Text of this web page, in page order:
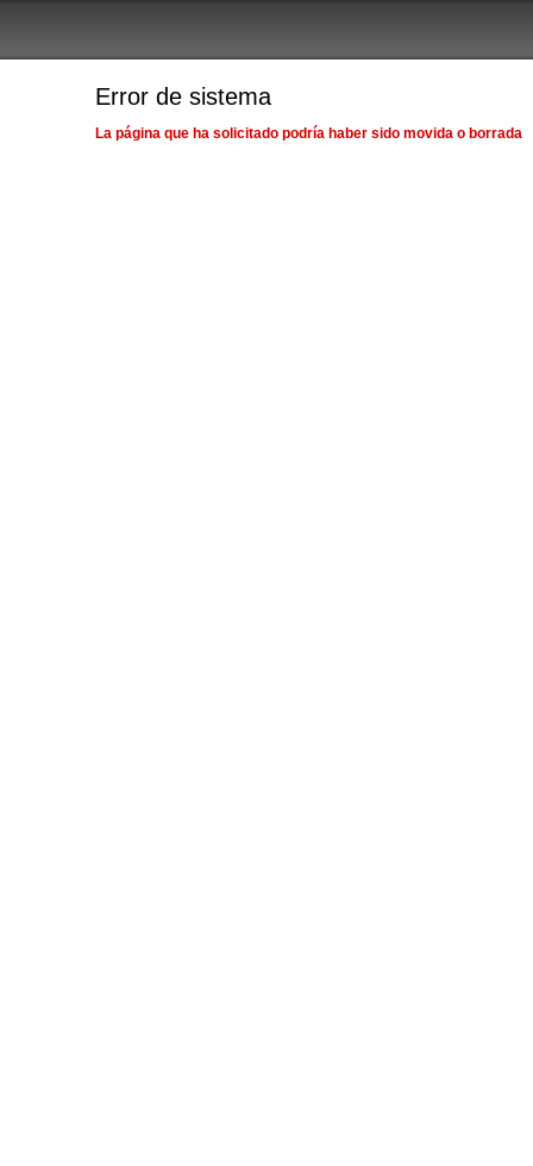
Error de sistema
La página que ha solicitado podría haber sido movida o borrada